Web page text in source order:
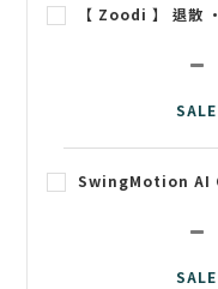
【 Zoodi 】 退散
SwingMotion AI